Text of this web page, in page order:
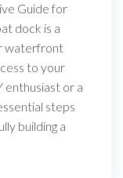
Guide for
dock is a
waterfront
to your
enthusiast or a
steps
building a